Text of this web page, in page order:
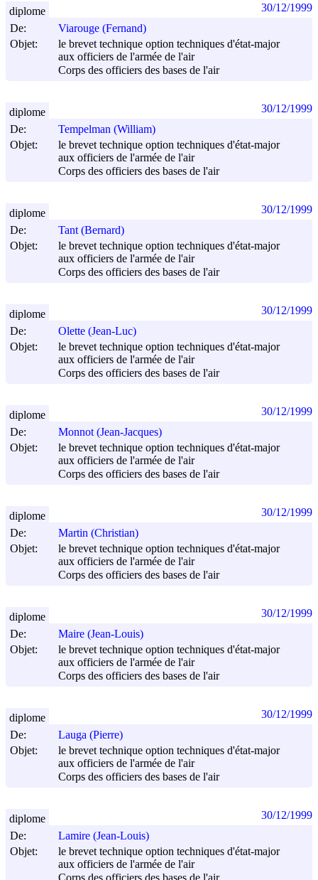
De:
Viarouge (Fernand)
Objet:
le brevet technique option techniques d'état-major
aux officiers de l'armée de l'air
Corps des officiers des bases de l'air
diplome 30/12/1999
De:
Tempelman (William)
Objet:
le brevet technique option techniques d'état-major
aux officiers de l'armée de l'air
Corps des officiers des bases de l'air
diplome 30/12/1999
De:
Tant (Bernard)
Objet:
le brevet technique option techniques d'état-major
aux officiers de l'armée de l'air
Corps des officiers des bases de l'air
diplome 30/12/1999
De:
Olette (Jean-Luc)
Objet:
le brevet technique option techniques d'état-major
aux officiers de l'armée de l'air
Corps des officiers des bases de l'air
diplome 30/12/1999
De:
Monnot (Jean-Jacques)
Objet:
le brevet technique option techniques d'état-major
aux officiers de l'armée de l'air
Corps des officiers des bases de l'air
diplome 30/12/1999
De:
Martin (Christian)
Objet:
le brevet technique option techniques d'état-major
aux officiers de l'armée de l'air
Corps des officiers des bases de l'air
diplome 30/12/1999
De:
Maire (Jean-Louis)
Objet:
le brevet technique option techniques d'état-major
aux officiers de l'armée de l'air
Corps des officiers des bases de l'air
diplome 30/12/1999
De:
Lauga (Pierre)
Objet:
le brevet technique option techniques d'état-major
aux officiers de l'armée de l'air
Corps des officiers des bases de l'air
diplome 30/12/1999
De:
Lamire (Jean-Louis)
Objet:
le brevet technique option techniques d'état-major
aux officiers de l'armée de l'air
Corps des officiers des bases de l'air
diplome 30/12/1999